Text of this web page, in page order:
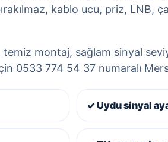
kablo ucu, priz, LNB,
temiz montaj, sağlam sinyal
0533 774 54 37 numaralı
✓ Uydu sinyal